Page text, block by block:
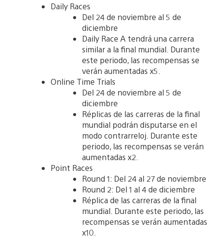
Daily Races
Del 24 de noviembre al 5 de
diciembre
Daily Race A tendrá una carrera
similar a la final mundial. Durante
este periodo, las recompensas se
verán aumentadas x5.
Online Time Trials
Del 24 de noviembre al 5 de
diciembre
Réplicas de las carreras de la final
mundial podrán disputarse en el
modo contrarreloj. Durante este
periodo, las recompensas se verán
aumentadas x2.
Point Races
Round 1: Del 24 al 27 de noviembre
Round 2: Del 1 al 4 de diciembre
Réplica de las carreras de la final
mundial. Durante este periodo, las
recompensas se verán aumentadas
x10.